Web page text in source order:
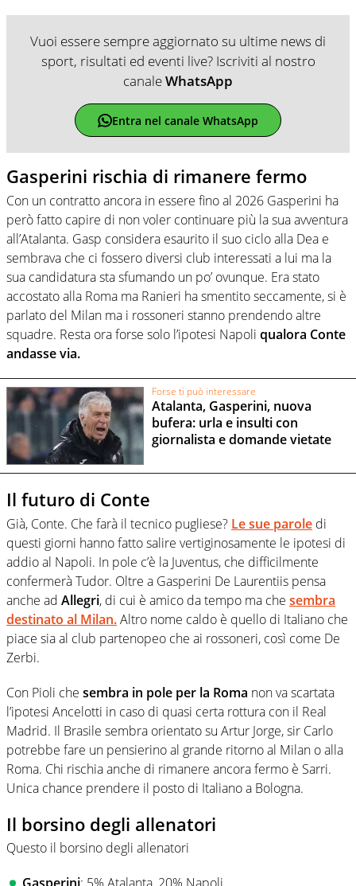
Vuoi essere sempre aggiornato su ultime news di
sport, risultati ed eventi live? Iscriviti al nostro
canaleWhatsApp
Entra nel canale WhatsApp
Gasperini rischia di rimanere fermo
Con un contratto ancora in essere fino al 2026 Gasperini ha
però fatto capire di non voler continuare più la sua avventura
all’Atalanta. Gasp considera esaurito il suo ciclo alla Dea e
sembrava che ci fossero diversi club interessati a lui ma la
sua candidatura sta sfumando un po’ ovunque. Era stato
accostato alla Roma ma Ranieri ha smentito seccamente, si è
parlato del Milan ma i rossoneri stanno prendendo altre
squadre. Resta ora forse solo l’ipotesi Napoli qualora Conte
andasse via.
Forse ti può interessare
Atalanta, Gasperini, nuova
bufera: urla e insulti con
giornalista e domande vietate
Il futuro di Conte
Già, Conte. Che farà il tecnico pugliese? Le sue parole di
questi giorni hanno fatto salire vertiginosamente le ipotesi di
addio al Napoli. In pole c’è la Juventus, che difficilmente
confermerà Tudor. Oltre a Gasperini De Laurentiis pensa
anche ad Allegri, di cui è amico da tempo ma che sembra
destinato al Milan.Altro nome caldo è quello di Italiano che
piace sia al club partenopeo che ai rossoneri, così come De
Zerbi.
Con Pioli che sembra in pole per la Roma non va scartata
l’ipotesi Ancelotti in caso di quasi certa rottura con il Real
Madrid. Il Brasile sembra orientato su Artur Jorge, sir Carlo
potrebbe fare un pensierino al grande ritorno al Milan o alla
Roma. Chi rischia anche di rimanere ancora fermo è Sarri.
Unica chance prendere il posto di Italiano a Bologna.
Il borsino degli allenatori
Questo il borsino degli allenatori